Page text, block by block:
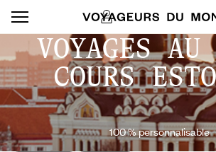
VOYAGES AU
COURS
100 % personnalisable